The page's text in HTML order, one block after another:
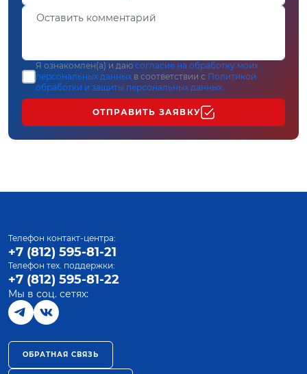
Я ознакомлен(а) и даю согласие на обработку моих
персональных данных в соответствии с Политикой
обработки и защиты персональных данных
ОТПРАВИТЬ ЗАЯВКУ
Телефон контакт-центра:
+7 (812) 595-81-21
Телефон тех. поддержки:
+7 (812) 595-81-22
Мы в соц. сетях:
ОБРАТНАЯ СВЯЗЬ